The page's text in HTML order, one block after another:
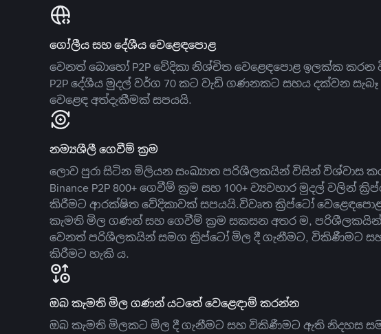
ගෝලීය සහ දේශීය වෙළෙඳපොළ
වෙනත් බොහෝ P2P වේදිකා නිශ්චිත වෙළෙඳපොළ ඉලක්ක කරන
P2P දේශීය මුදල් වර්ග 70 කට වැඩි ගණනකට සහය දක්වන
වෙළෙඳ අත්දැකීමක් සපයයි.
නම්‍යශීලී ගෙවීම් ක්‍රම
ලොව පුරා සිටින මිලියන සංඛ්‍යාත පරිශීලකයින් විසින් විශ්වාස
Binance P2P 800+ ගෙවීම් ක්‍රම සහ 100+ ව්‍යවහාර මුදල් වලින්
කිරීමට ආරක්ෂිත වේදිකාවක් සපයයි.විවෘත ක්‍රිප්ටෝ
කැමති මිල ගණන් සහ ගෙවීම් ක්‍රම සකසන අතර ම,
වෙනත් පරිශීලකයින් සමග ක්‍රිප්ටෝ මිල දී ගැනීමට, විකිණීමට සහ
කිරීමට හැකි ය.
ඔබ කැමති මිල ගණන් යටතේ වෙළෙඳාම් කරන්න
ඔබ කැමති මිලකට මිල දී ගැනීමට සහ විකිණීමට ඇති නිදහස